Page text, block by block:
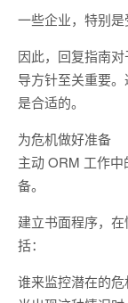
一些企业，特别是
因此，回复指南
导方针至关重要
是合适的。
为危机做好准备
主动 ORM 工作
备。
建立书面程序，
括：
谁来监控潜在的危